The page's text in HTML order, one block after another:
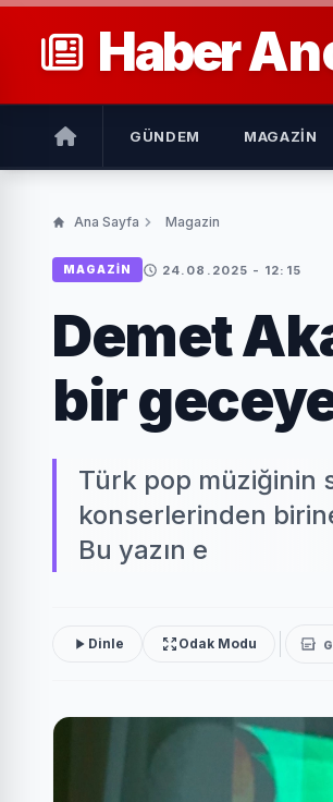
Haber
GÜNDEM MAGAZIN
Ana Sayfa Magazin
MAGAZIN 24.08.2025 - 12:15
Demet
bir
Türk pop müziğinin
konserlerinden
Bu yazın e
Dinle Odak Modu